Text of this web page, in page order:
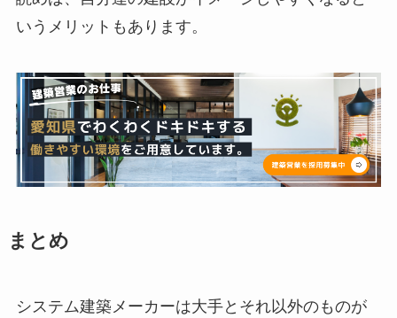
いうメリットもあります。
まとめ
システム建築メーカーは大手とそれ以外のものが